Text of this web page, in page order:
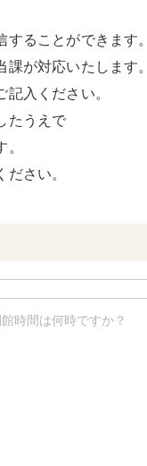
環境
申請手続き
ることができます。
が対応いたします。
入ください。
たうえで
さい。